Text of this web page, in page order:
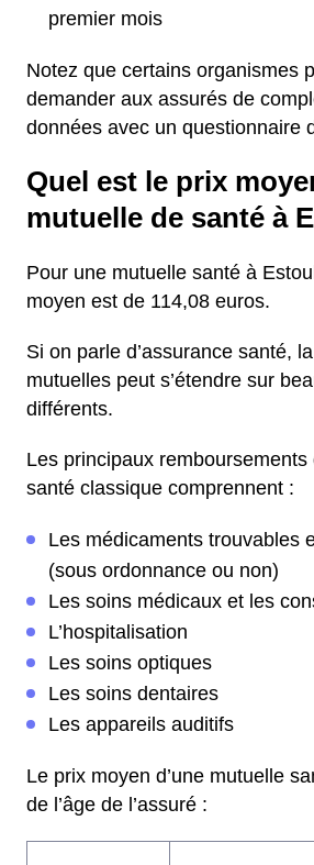
premier mois
Notez que certains organismes
demander aux assurés de
données avec un questionnaire
Quel est le prix
mutuelle de santé à
Pour une mutuelle santé à
moyen est de 114,08 euros.
Si on parle d’assurance santé,
mutuelles peut s’étendre sur
différents.
Les principaux remboursements
santé classique comprennent :
Les médicaments trouvables
(sous ordonnance ou non)
Les soins médicaux et les
L’hospitalisation
Les soins optiques
Les soins dentaires
Les appareils auditifs
Le prix moyen d’une mutuelle
de l’âge de l’assuré :